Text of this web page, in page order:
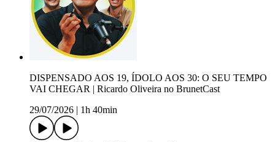
DISPENSADO AOS 19, ÍDOLO AOS 30: O SEU TEMPO
VAI CHEGAR | Ricardo Oliveira no BrunetCast
29/07/2026
1h 40min